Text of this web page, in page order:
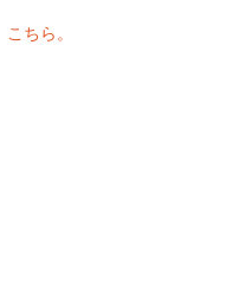
ちら。